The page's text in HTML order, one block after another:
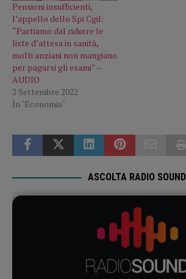
Pensioni insufficienti,
l’appello dello Spi Cgil:
“Partiamo dal ridurre le
liste d’attesa in sanità,
molti anziani non mangiano
per pagarsi gli esami” –
AUDIO
2 Settembre 2022
In "Economia"
ASCOLTA RADIO SOUND